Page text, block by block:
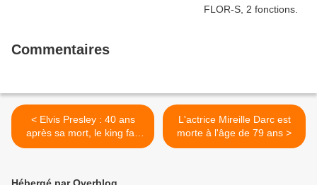
Commentaires
< Elvis Presley : 40 ans
après sa mort, le king fait
toujours recette
L'actrice Mireille Darc est
morte à l'âge de 79 ans >